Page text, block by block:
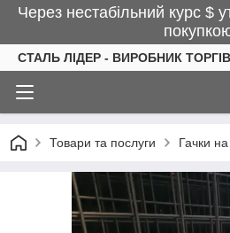
Через нестабільний курс $
СТАЛЬ ЛІДЕР - ВИРОБНИК
Товари та послуги Гачки на